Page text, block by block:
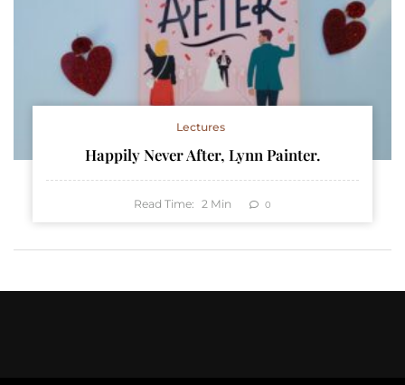
Lectures
Happily Never After, Lynn Painter.
Read Time: 2 Min 0